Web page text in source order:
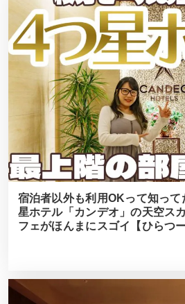
宿泊者以外も利用OKって知っ
星ホテル「カンデオ」の天空ス
フェがほんまにスゴイ【ひらつ